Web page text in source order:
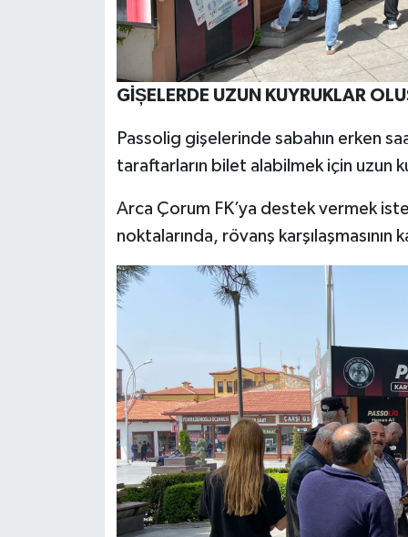
GİȘELERDE UZUN KUYRUKLAR
Passolig gişelerinde sabahın erken
taraftarların bilet alabilmek için uzun
Arca Çorum FK’ya destek vermek
noktalarında, rövanş karşılaşmasının